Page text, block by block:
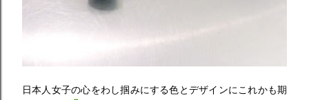
日本人女子の心をわし掴みにする色とデザインにこれかも期